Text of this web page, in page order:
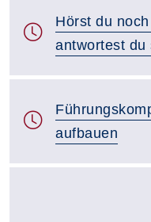
Hörst du
antwortest du
aufbauen